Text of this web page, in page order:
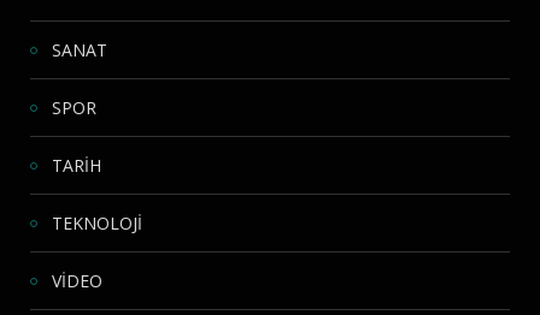
SANAT
SPOR
TARİH
TEKNOLOJİ
VİDEO